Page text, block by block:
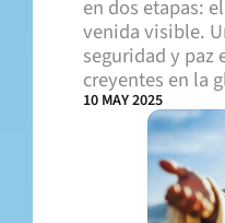
en dos etapas:
venida visible.
seguridad y paz
creyentes en la
10 MAY 2025